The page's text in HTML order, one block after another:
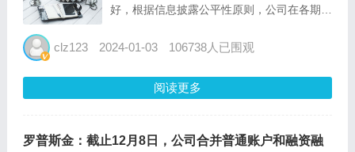
好，根据信息披露公平性原则，公司在各期定
时点的股东信息，股东如有查询需求，应当向
明文件，公司经核...
clz123 2024-01-03 106738人已围观
阅读更多
罗普斯金：截止12月8日，公司合并普通账户和融资融